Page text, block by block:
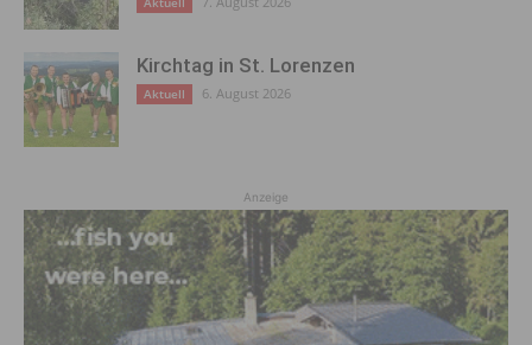
Kirchtag in St. Lorenzen
Aktuell 6. August 2026
Anzeige